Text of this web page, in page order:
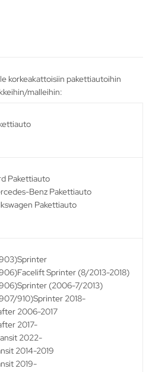
korkeakattoisiin pakettiautoihin
malleihin:
Pakettiauto
Benz Pakettiauto
Pakettiauto
Sprinter (8/2013-2018)
(2006-7/2013)
910)Sprinter 2018-
2006-2017
2017-
2022-
2014-2019
2019-